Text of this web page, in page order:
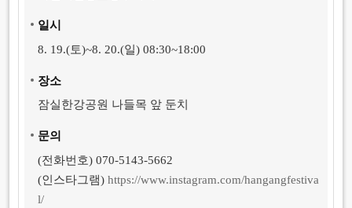
일시
8. 19.(토)~8. 20.(일) 08:30~18:00
장소
잠실한강공원 나들목 앞 둔치
문의
(전화번호) 070-5143-5662
(인스타그램) https://www.instagram.com/hangangfestiva
l/